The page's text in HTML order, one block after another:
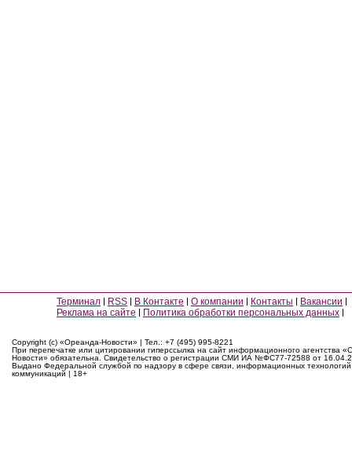
Терминал RSS В Контакте О компании Контакты
Вакансии
Реклама на сайте
Политика обработки персональных данных
Copyright (c) «Ореанда-Новости» | Тел.: +7 (495) 995-8221
При перепечатке или цитировании гиперссылка на сайт информационного агентства
Новости» обязательна. Свидетельство о регистрации СМИ ИА №ФС77-72588 от
Выдано Федеральной службой по надзору в сфере связи, информационных
коммуникаций | 18+